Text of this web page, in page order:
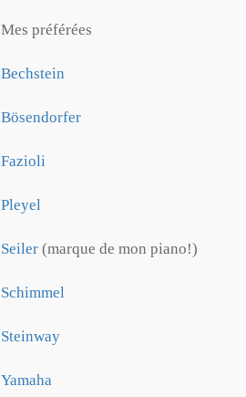
Mes préférées
Bechstein
Bösendorfer
Fazioli
Pleyel
Seiler (marque de mon piano!)
Schimmel
Steinway
Yamaha